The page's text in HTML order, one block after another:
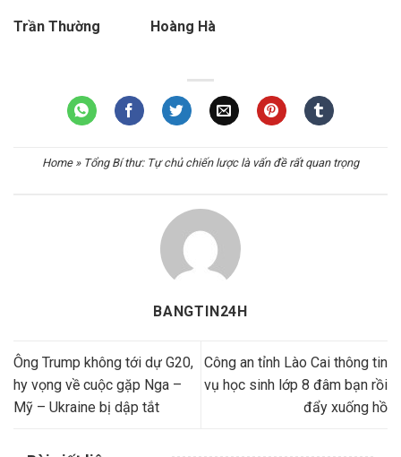
Trần Thường Hoàng Hà
Home» Tổng Bí thư: Tự chủ chiến lược là vấn đề rất quan trọng
BANGTIN24H
Ông Trump không tới dự G20,
hy vọng về cuộc gặp Nga –
Mỹ – Ukraine bị dập tắt
Công an tỉnh Lào Cai thông tin
vụ học sinh lớp 8 đâm bạn rồi
đẩy xuống hồ